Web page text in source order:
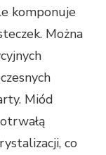
komponuje
Można
Miód
co